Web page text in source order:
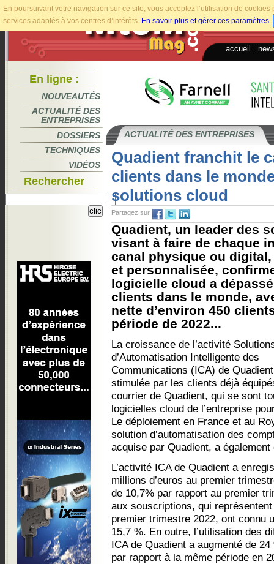
En poursuivant votre navigation sur ce site, vous acceptez l’utilisation de
services adaptés à vos centres d’intérêts. En savoir plus et gérer ces paramètres.
accueil
En ligne :
NOUVEAUTÉS
ACTUALITÉ DES
ENTREPRISES
DOSSIERS
TECHNIQUES
VIDÉOS
Rechercher
ACTUALITÉ DES ENTREPRISES
Quadient franchit le
clients dans le
solutions cloud
Partagez sur
Quadient, un leader des
visant à faire de chaque
canal physique ou
et personnalisée,
logicielle cloud a
clients dans le monde,
nette d’environ 450
période de 2022...
La croissance de l’activité
d’Automatisation Intelligente des
Communications (ICA) de
stimulée par les clients déjà
courrier de Quadient, qui se sont
logicielles cloud de l’entreprise
Le déploiement en France et au
solution d’automatisation des
acquise par Quadient, a
L’activité ICA de Quadient a
millions d’euros au premier
de 10,7% par rapport au premier
aux souscriptions, qui
premier trimestre 2022, ont connu
15,7 %. En outre, l’utilisation des
ICA de Quadient a augmenté de
par rapport à la même période en